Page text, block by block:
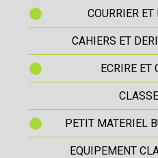
COURRIER
CAHIERS ET
ECRIRE ET
PETIT MATERIEL
EQUIPEMENT